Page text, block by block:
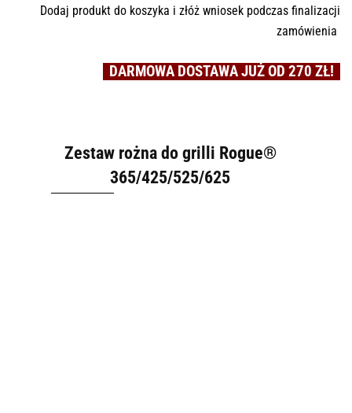
Dodaj produkt do koszyka i złóż wniosek podczas finalizacji
zamówienia
DARMOWA DOSTAWA JUŻ OD 270 ZŁ!
Zestaw rożna do grilli Rogue®
365/425/525/625